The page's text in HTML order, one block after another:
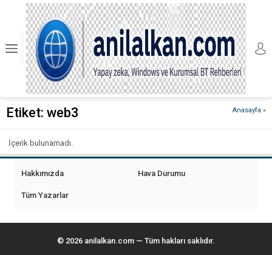
Anasayfa »
Etiket: web3
İçerik bulunamadı.
Hakkımızda Hava Durumu
Tüm Yazarlar
© 2026 anilalkan.com — Tüm hakları saklıdır.